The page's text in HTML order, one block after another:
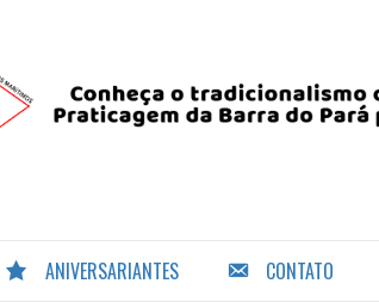
ANIVERSARIANTES CONTATO